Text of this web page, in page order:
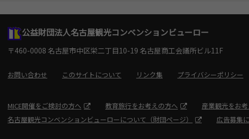
公益財団法人名古屋観光コンベンションビューロー
〒460-0008 名古屋市中区栄二丁目10-19 名古屋商工会議所ビル11F
お問い合わせ このサイトについて リンク集 プライバシーポリシー
MICE開催をご検討の方へ 教育旅行をお考えの方へ 産業観光をお
名古屋観光コンベンションビューローについて（財団ページ）
広告募集